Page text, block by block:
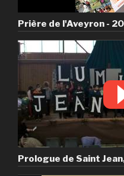
Prière de l'Aveyron -
Prologue de Saint